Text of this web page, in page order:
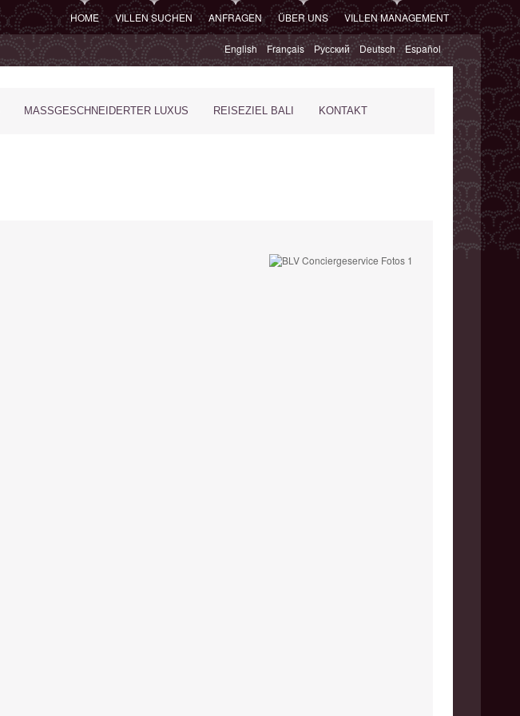
HOME VILLEN SUCHEN ANFRAGEN ÜBER UNS VILLEN MANAGEMENT
English Français Русский Deutsch Español
MASSGESCHNEIDERTER LUXUS REISEZIEL BALI KONTAKT